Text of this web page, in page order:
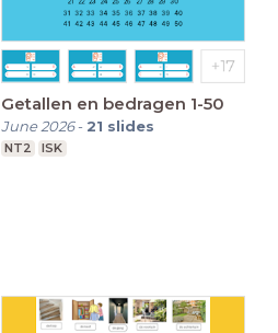
Getallen en bedragen 1-50
June 2026- 21 slides
NT2 ISK